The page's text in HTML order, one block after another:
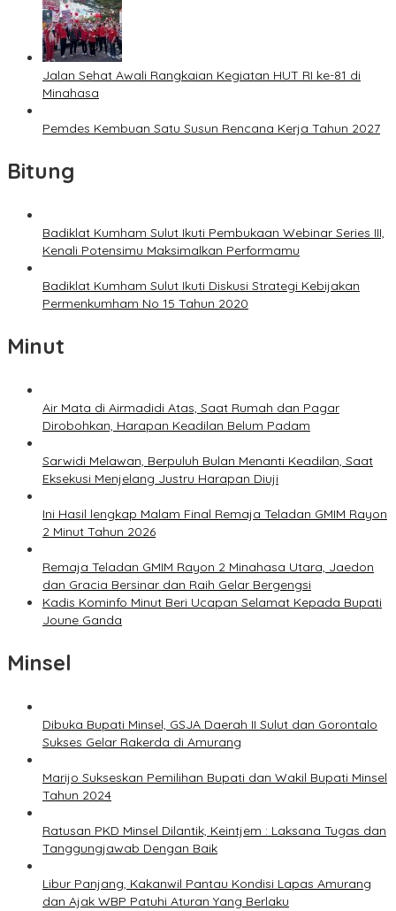
Jalan Sehat Awali Rangkaian Kegiatan HUT RI ke-81 di
Minahasa
Pemdes Kembuan Satu Susun Rencana Kerja Tahun 2027
Bitung
Badiklat Kumham Sulut Ikuti Pembukaan Webinar Series III,
Kenali Potensimu Maksimalkan Performamu
Badiklat Kumham Sulut Ikuti Diskusi Strategi Kebijakan
Permenkumham No 15 Tahun 2020
Minut
Air Mata di Airmadidi Atas, Saat Rumah dan Pagar
Dirobohkan, Harapan Keadilan Belum Padam
Sarwidi Melawan, Berpuluh Bulan Menanti Keadilan, Saat
Eksekusi Menjelang Justru Harapan Diuji
Ini Hasil lengkap Malam Final Remaja Teladan GMIM Rayon
2 Minut Tahun 2026
Remaja Teladan GMIM Rayon 2 Minahasa Utara, Jaedon
dan Gracia Bersinar dan Raih Gelar Bergengsi
Kadis Kominfo Minut Beri Ucapan Selamat Kepada Bupati
Joune Ganda
Minsel
Dibuka Bupati Minsel, GSJA Daerah II Sulut dan Gorontalo
Sukses Gelar Rakerda di Amurang
Marijo Sukseskan Pemilihan Bupati dan Wakil Bupati Minsel
Tahun 2024
Ratusan PKD Minsel Dilantik, Keintjem : Laksana Tugas dan
Tanggungjawab Dengan Baik
Libur Panjang, Kakanwil Pantau Kondisi Lapas Amurang
dan Ajak WBP Patuhi Aturan Yang Berlaku